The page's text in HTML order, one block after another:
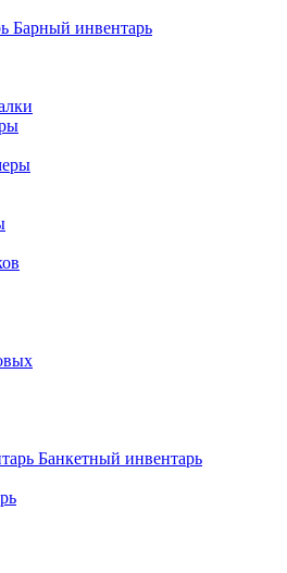
Барный инвентарь
Банкетный инвентарь